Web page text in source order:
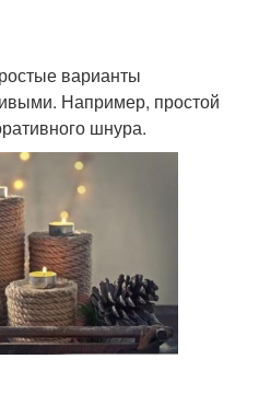
варианты
Например, простой
шнура.